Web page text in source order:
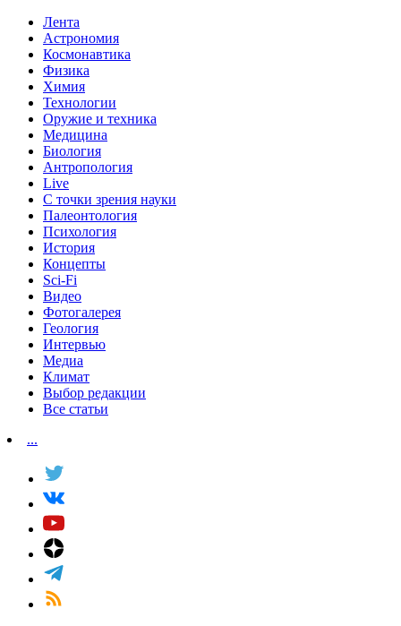
Лента
Астрономия
Космонавтика
Физика
Химия
Технологии
Оружие и техника
Медицина
Биология
Антропология
Live
С точки зрения науки
Палеонтология
Психология
История
Концепты
Sci-Fi
Видео
Фотогалерея
Геология
Интервью
Медиа
Климат
Выбор редакции
Все статьи
...